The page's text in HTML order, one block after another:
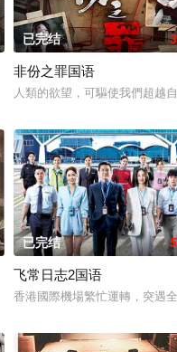
开心速递》，「过往的处境剧
然而，當欲望失控，過份貪圖
已完结
非份之罪国语
人類的欲望，可驅使我們超越
手。坎坷的她竟然「死而復生
田蕊妮飾），為了袒護犯了法
已完结
飞常日志2国语
香港國際機場繁忙運轉，突遇